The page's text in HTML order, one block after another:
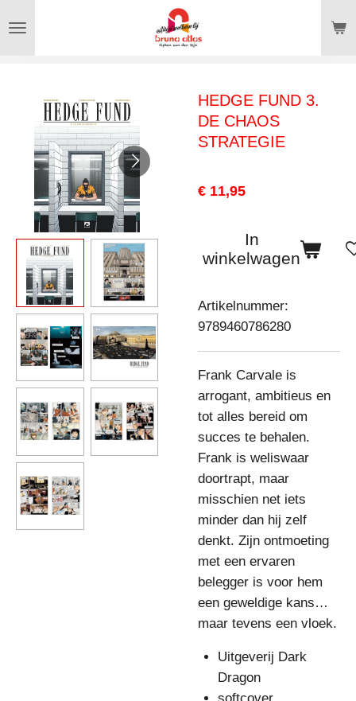
direct
hoofdinhoud
HEDGE FUND 3.
DE CHAOS
STRATEGIE
€ 11,95
In
winkelwagen
Artikelnummer:
9789460786280
Frank Carvale is
arrogant, ambitieus en
tot alles bereid om
succes te behalen.
Frank is weliswaar
doortrapt, maar
misschien net iets
minder dan hij zelf
denkt. Zijn ontmoeting
met een ervaren
belegger is voor hem
een geweldige kans…
maar tevens een vloek.
Uitgeverij Dark
Dragon